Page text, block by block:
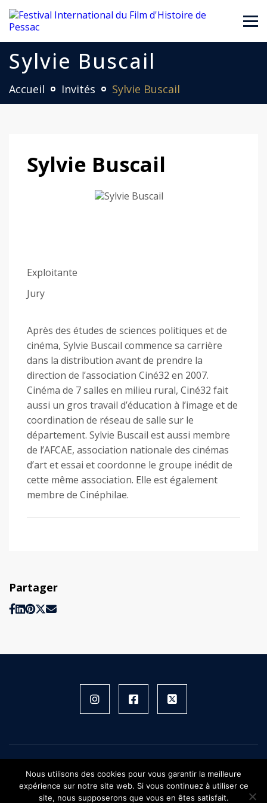
Sylvie Buscail
Accueil Invités Sylvie Buscail
Sylvie Buscail
Exploitante
Jury
Après des études de sciences politiques et de
cinéma, Sylvie Buscail commence sa carrière
dans la distribution avant de prendre la
direction de l’association Ciné32 en 2007.
Cinéma de 7 salles en milieu rural, Ciné32 fait
aussi un gros travail d’éducation à l’image et de
coordination de réseau de salle sur le
département. Sylvie Buscail est aussi membre
de l’AFCAE, association nationale des cinémas
d’art et essai et coordonne le groupe inédit de
cette même association. Elle est également
membre de Cinéphilae.
Partager
Instagram
Facebook
X
Plan du site
Mentions légales
Nous utilisons des cookies pour vous garantir la meilleure
expérience sur notre site web. Si vous continuez à utiliser ce
site, nous supposerons que vous en êtes satisfait.